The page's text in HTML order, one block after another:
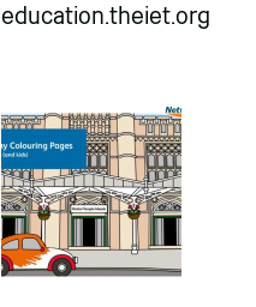
education.theiet.org